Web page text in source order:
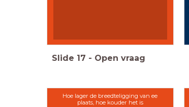
Slide 17 - Open vraag
Hoe lager de breedteligging van ee
plaats, hoe kouder het is